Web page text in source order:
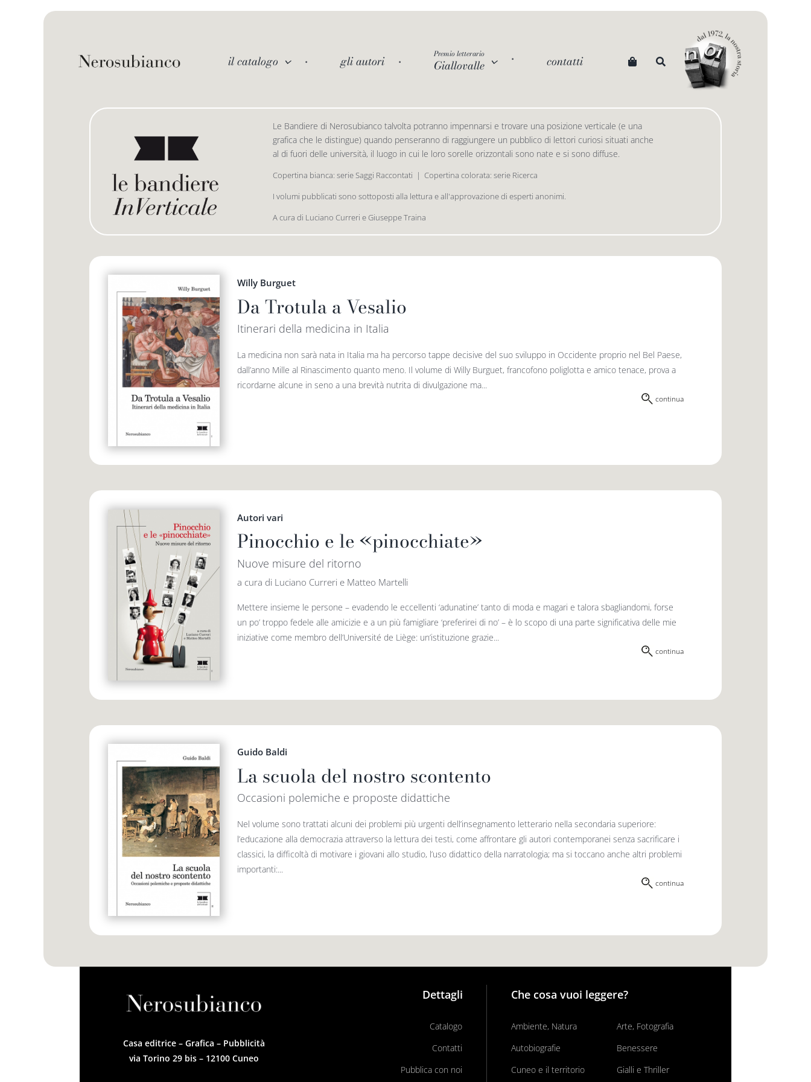
il catalogo gli autori Premio letterario
Giallovalle contatti
Le Bandiere di Nerosubianco talvolta potranno impennarsi e trovare una posizione verticale (e una
grafica che le distingue) quando penseranno di raggiungere un pubblico di lettori curiosi situati anche
al di fuori delle università, il luogo in cui le loro sorelle orizzontali sono nate e si sono diffuse.
Copertina bianca: serie Saggi Raccontati  |  Copertina colorata: serie Ricerca
I volumi pubblicati sono sottoposti alla lettura e all'approvazione di esperti anonimi.
A cura di Luciano Curreri e Giuseppe Traina
Willy Burguet
Da Trotula a Vesalio
Itinerari della medicina in Italia
La medicina non sarà nata in Italia ma ha percorso tappe decisive del suo sviluppo in Occidente proprio nel Bel Paese,
dall’anno Mille al Rinascimento quanto meno. Il volume di Willy Burguet, francofono poliglotta e amico tenace, prova a
ricordarne alcune in seno a una brevità nutrita di divulgazione ma...
continua
Autori vari
Pinocchio e le «pinocchiate»
Nuove misure del ritorno
a cura di Luciano Curreri e Matteo Martelli
Mettere insieme le persone – evadendo le eccellenti ‘adunatine’ tanto di moda e magari e talora sbagliandomi, forse
un po’ troppo fedele alle amicizie e a un più famigliare ‘preferirei di no’ – è lo scopo di una parte significativa delle mie
iniziative come membro dell’Université de Liège: un’istituzione grazie...
continua
Guido Baldi
La scuola del nostro scontento
Occasioni polemiche e proposte didattiche
Nel volume sono trattati alcuni dei problemi più urgenti dell’insegnamento letterario nella secondaria superiore:
l’educazione alla democrazia attraverso la lettura dei testi, come affrontare gli autori contemporanei senza sacrificare i
classici, la difficoltà di motivare i giovani allo studio, l’uso didattico della narratologia; ma si toccano anche altri problemi
importanti:...
continua
Casa editrice – Grafica – Pubblicità
via Torino 29 bis – 12100 Cuneo
Dettagli
Catalogo
Contatti
Pubblica con noi
Che cosa vuoi leggere?
Ambiente, Natura
Arte, Fotografia
Autobiografie
Benessere
Cuneo e il territorio
Gialli e Thriller